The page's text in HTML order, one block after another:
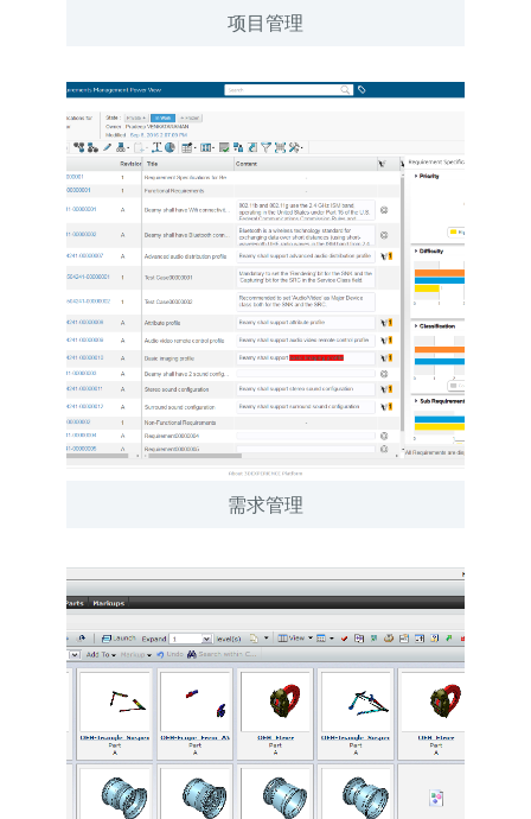
项目管理
需求管理